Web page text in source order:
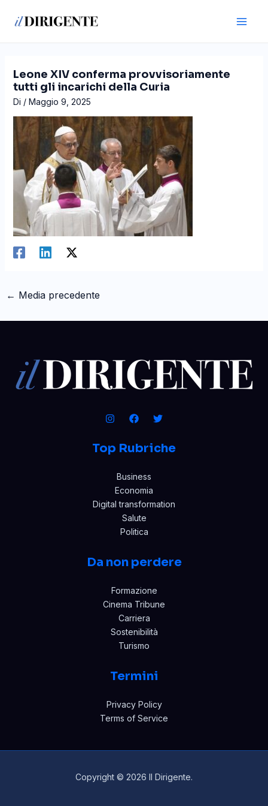
Leone XIV conferma provvisoriamente
tutti gli incarichi della Curia
Di / Maggio 9, 2025
articoli
← Media precedente
Top Rubriche
Business
Economia
Digital transformation
Salute
Politica
Da non perdere
Formazione
Cinema Tribune
Carriera
Sostenibilità
Turismo
Termini
Privacy Policy
Terms of Service
Copyright © 2026 Il Dirigente.